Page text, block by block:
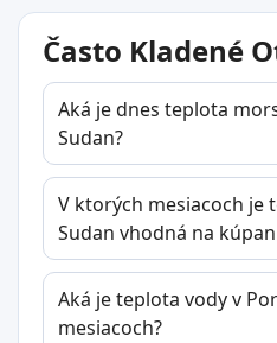
Často Kladené
Aká je dnes teplota
Sudan?
V ktorých mesiacoch je
Sudan vhodná na
Aká je teplota vody v
mesiacoch?